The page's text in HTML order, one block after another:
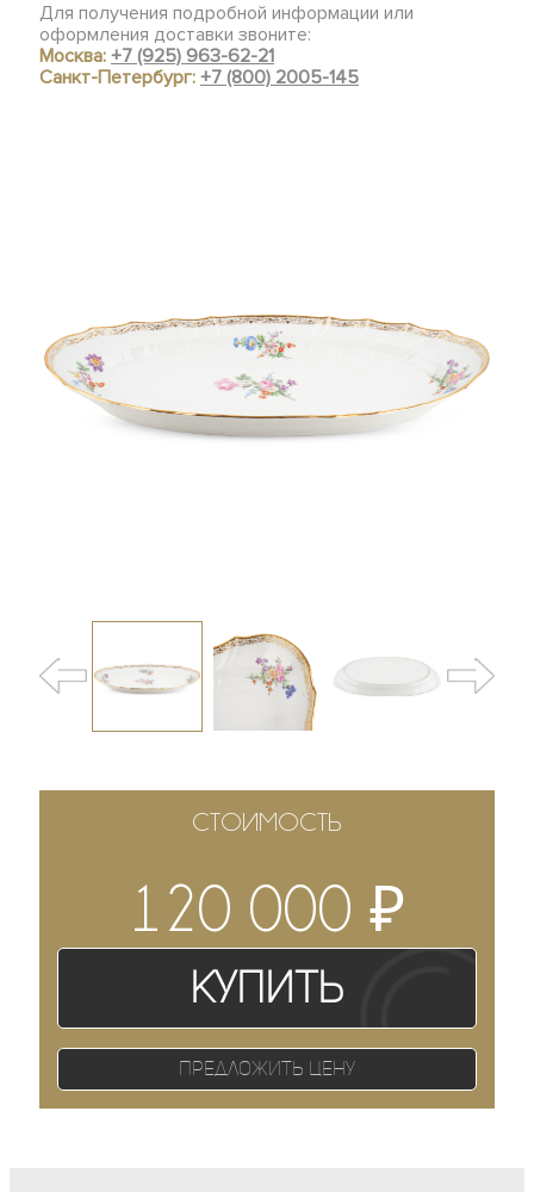
Для получения подробной информации или
оформления доставки звоните:
Москва:+7 (925) 963-62-21
Санкт-Петербург:+7 (800) 2005-145
СТОИМОСТЬ
120 000 ₽
Купить
Предложить цену